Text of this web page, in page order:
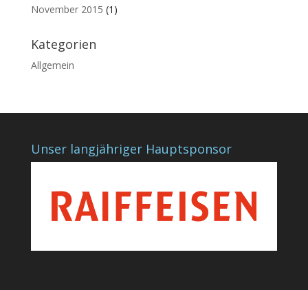
November 2015 (1)
Kategorien
Allgemein
Unser langjähriger Hauptsponsor